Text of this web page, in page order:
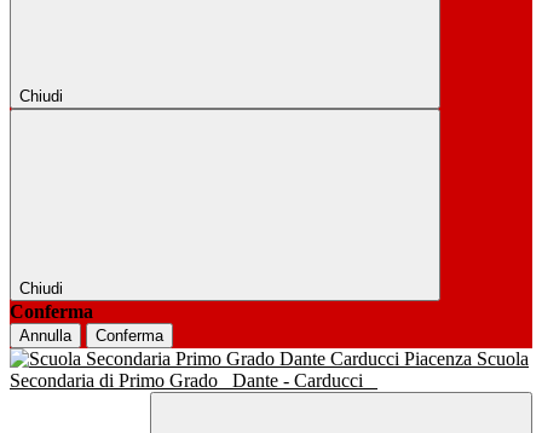
Chiudi
Chiudi
Conferma
Annulla Conferma
Scuola
Secondaria di Primo Grado
Dante - Carducci